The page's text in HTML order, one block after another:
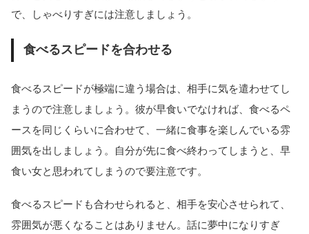
で、しゃべりすぎには注意しましょう。
食べるスピードを合わせる
食べるスピードが極端に違う場合は、相手に気を遣わせてし
まうので注意しましょう。彼が早食いでなければ、食べるペ
ースを同じくらいに合わせて、一緒に食事を楽しんでいる雰
囲気を出しましょう。自分が先に食べ終わってしまうと、早
食い女と思われてしまうので要注意です。
食べるスピードも合わせられると、相手を安心させられて、
雰囲気が悪くなることはありません。話に夢中になりすぎ